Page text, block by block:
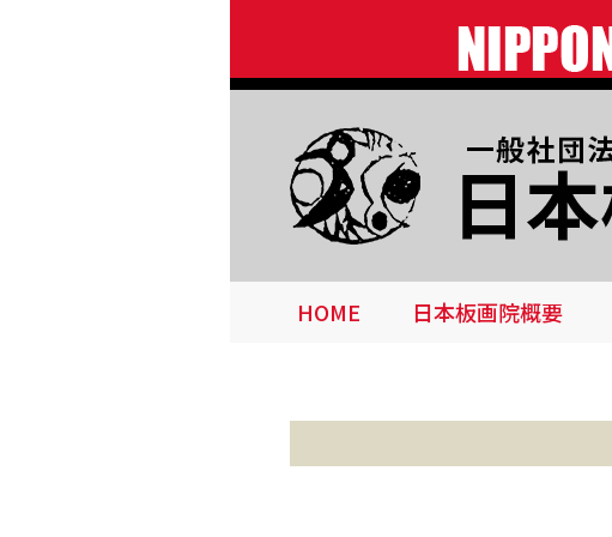
HOME 日本板画院概要